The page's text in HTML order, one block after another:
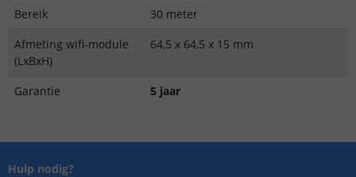
Bereik
30 meter
Afmeting wifi-module
(LxBxH)
64,5 x 64,5 x 15 mm
Garantie 5 jaar
Hulp nodig?